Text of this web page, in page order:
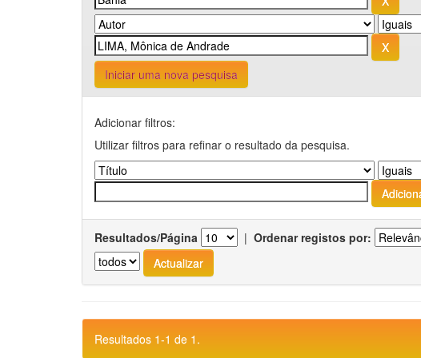
Iniciar uma nova pesquisa
Adicionar filtros:
Utilizar filtros para refinar o resultado da pesquisa.
Resultados/Página | Ordenar registos por:
Resultados 1-1 de 1.